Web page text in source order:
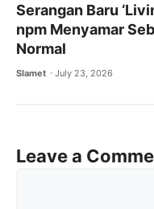
Serangan Baru
npm Menyamar
Normal
Slamet July 23, 2026
Leave a